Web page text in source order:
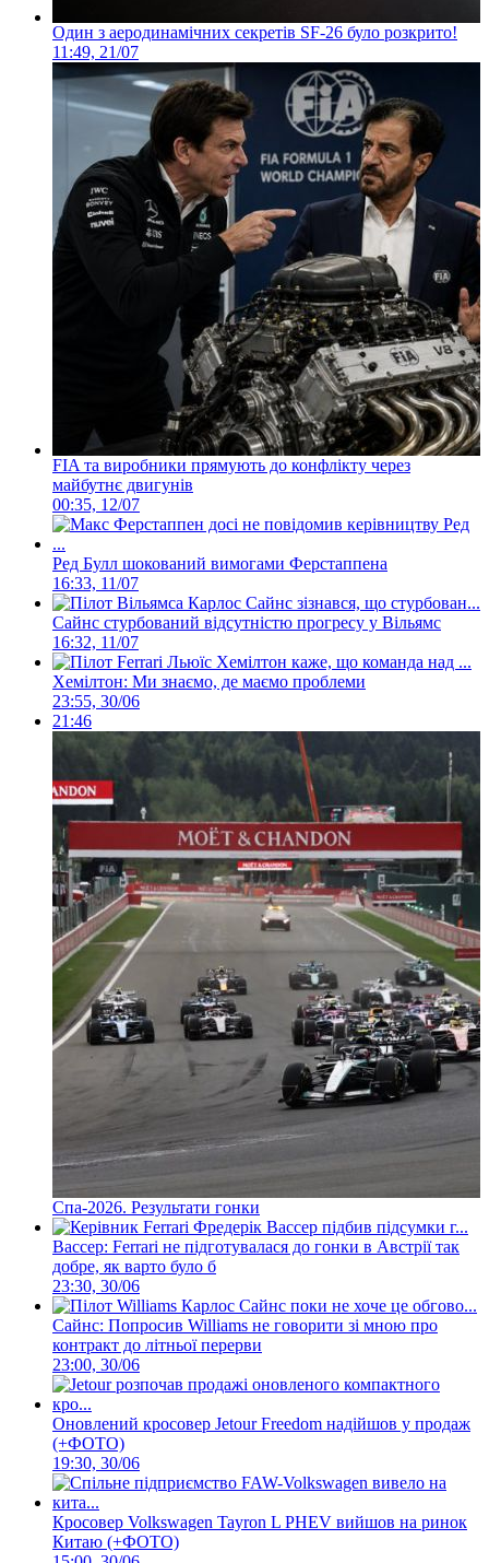
Один з аеродинамічних секретів SF-26 було розкрито!
11:49, 21/07
FIA та виробники прямують до конфлікту через
майбутнє двигунів
00:35, 12/07
Ред Булл шокований вимогами Ферстаппена
16:33, 11/07
Сайнс стурбований відсутністю прогресу у Вільямс
16:32, 11/07
Хемілтон: Ми знаємо, де маємо проблеми
23:55, 30/06
21:46
Спа-2026. Результати гонки
Вассер: Ferrari не підготувалася до гонки в Австрії так
добре, як варто було б
23:30, 30/06
Сайнс: Попросив Williams не говорити зі мною про
контракт до літньої перерви
23:00, 30/06
Оновлений кросовер Jetour Freedom надійшов у продаж
(+ФОТО)
19:30, 30/06
Кросовер Volkswagen Tayron L PHEV вийшов на ринок
Китаю (+ФОТО)